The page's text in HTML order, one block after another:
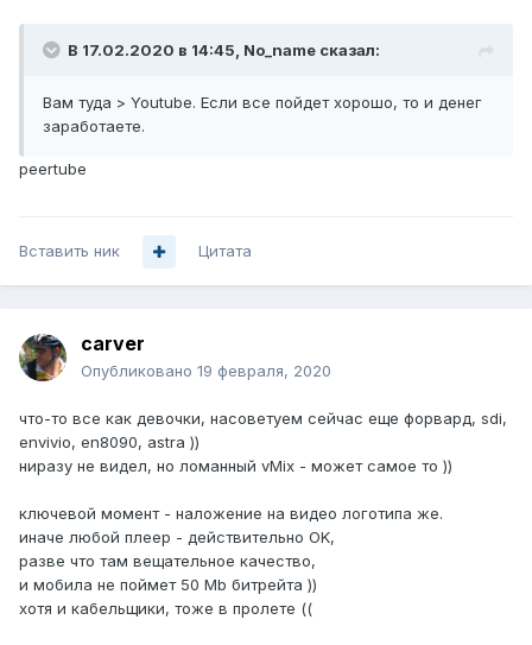
В 17.02.2020 в 14:45, No_name сказал:
Вам туда > Youtube. Если все пойдет хорошо, то и денег
заработаете.
peertube
Вставить ник Цитата
carver
Опубликовано 19 февраля, 2020
что-то все как девочки, насоветуем сейчас еще форвард, sdi,
envivio, en8090, astra ))
ниразу не видел, но ломанный vMix - может самое то ))
ключевой момент - наложение на видео логотипа же.
иначе любой плеер - действительно OK,
разве что там вещательное качество,
и мобила не поймет 50 Mb битрейта ))
хотя и кабельщики, тоже в пролете ((